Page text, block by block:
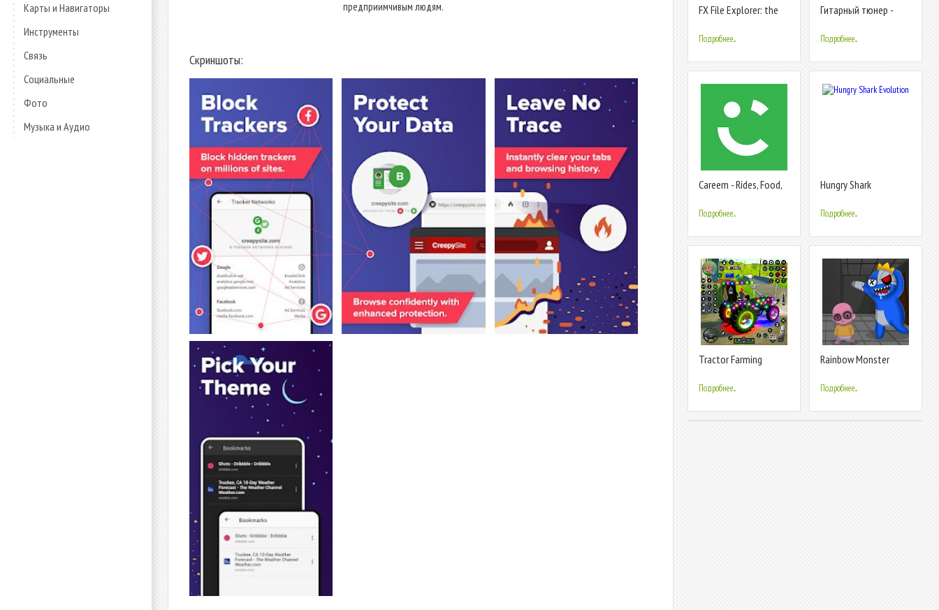
Карты и Навигаторы
Инструменты
Связь
Социальные
Фото
Музыка и Аудио
предприимчивым людям.
Скриншоты:
FX File Explorer: the
privacy
Подробнее...
Гитарный тюнер -
Подробнее...
Careem - Rides, Food,
Payments
Подробнее...
Hungry Shark
Подробнее...
Tractor Farming
Подробнее...
Rainbow Monster
Подробнее...